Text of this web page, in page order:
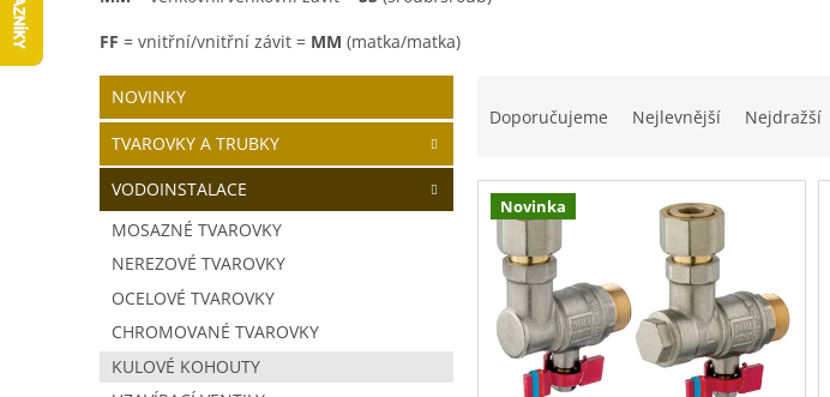
FF = vnitřní/vnitřní závit = MM (matka/matka)
o
t
a
a
n
Přeskočit
kategorie
NOVINKY
TVAROVKY A TRUBKY
VODOINSTALACE
MOSAZNÉ TVAROVKY
NEREZOVÉ TVAROVKY
OCELOVÉ TVAROVKY
CHROMOVANÉ TVAROVKY
KULOVÉ KOHOUTY
Doporučujeme Nejlevnější Nejdražší
Novinka